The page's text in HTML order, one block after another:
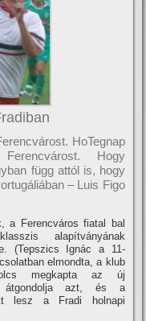
HoTegnap
Hogy
függ attól is, hogy
– Luis Figo
a Ferencváros fiatal bal
alapí­tványának
(Tepszics Ignác a 11-
elmondta, a klub
megkapta az új
átgondolja azt, és a
lesz a Fradi holnapi